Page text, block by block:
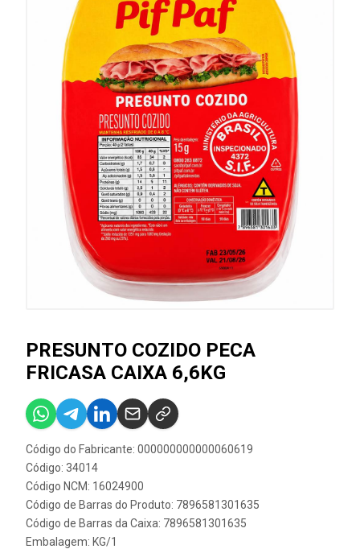
PRESUNTO COZIDO PECA
FRICASA CAIXA 6,6KG
Código do Fabricante: 000000000000060619
Código: 34014
Código NCM: 16024900
Código de Barras do Produto: 7896581301635
Código de Barras da Caixa: 7896581301635
Embalagem: KG/1